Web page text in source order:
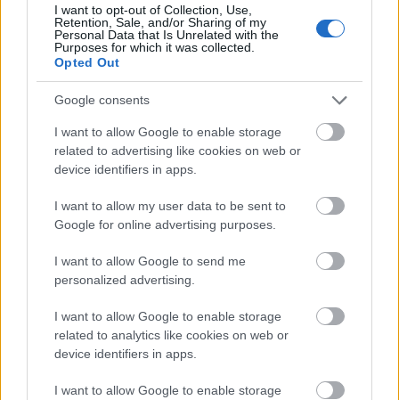
I want to opt-out of Collection, Use,
Retention, Sale, and/or Sharing of my
Personal Data that Is Unrelated with the
Purposes for which it was collected.
Opted Out
Google consents
I want to allow Google to enable storage
related to advertising like cookies on web or
device identifiers in apps.
I want to allow my user data to be sent to
Google for online advertising purposes.
I want to allow Google to send me
personalized advertising.
I want to allow Google to enable storage
related to analytics like cookies on web or
device identifiers in apps.
I want to allow Google to enable storage
Film Külföldi Hollywoodi filmipar
VÁLHATTÁL VOLNA?